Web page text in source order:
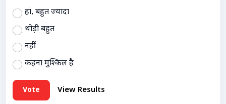
हां, बहुत ज्यादा
थोड़ी बहुत
नहीं
कहना मुश्किल है
Vote View Results